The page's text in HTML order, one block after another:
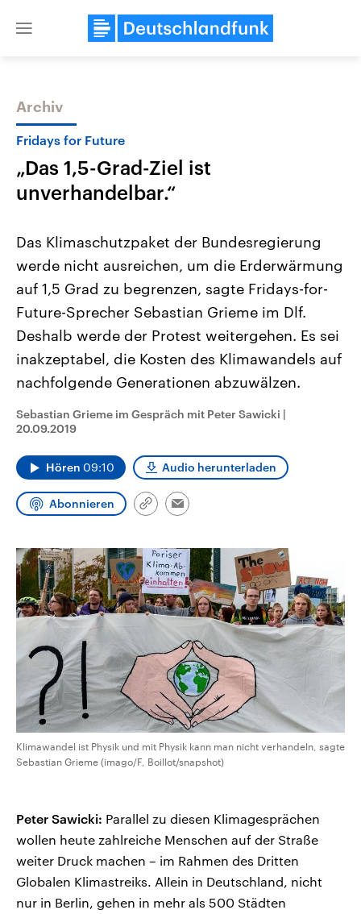
Close
Themen
Landtagswahl Sachsen-Anhalt
2026
Alle Informationen
Sachsen-Anhalt wählt am 6.
September 2026 einen neuen
Landtag. Seit 2021 wird das
Bundesland von einer Koalition aus
CDU, SPD und FDP regiert.-
Umfragen, Prognosen,
und Hintergründe zu den Parteien
und Kandidaten der anstehenden
Wahl.
Aktuelle Beiträge,
Hintergründe
Wirtschaftlich und
gehören die Vereinigten
den mächtigsten Ländern
mit großem Einfluss auf
Sendungen Programm Podcasts
Archiv
Fridays for Future
„Das 1,5-Grad-Ziel ist
unverhandelbar.“
Das Klimaschutzpaket der Bundesregierung
werde nicht ausreichen, um die Erderwärmung
auf 1,5 Grad zu begrenzen, sagte Fridays-for-
Future-Sprecher Sebastian Grieme im Dlf.
Deshalb werde der Protest weitergehen. Es sei
inakzeptabel, die Kosten des Klimawandels auf
nachfolgende Generationen abzuwälzen.
Sebastian Grieme im Gespräch mit Peter Sawicki |
20.09.2019
Hören 09:10 Audio herunterladen
Abonnieren
Link
Email
Klimawandel ist Physik und mit Physik kann man nicht verhandeln, sagte
Sebastian Grieme (imago/F, Boillot/snapshot)
Peter Sawicki: Parallel zu diesen Klimagesprächen
wollen heute zahlreiche Menschen auf der Straße
weiter Druck machen – im Rahmen des Dritten
Globalen Klimastreiks. Allein in Deutschland, nicht
nur in Berlin, gehen in mehr als 500 Städten